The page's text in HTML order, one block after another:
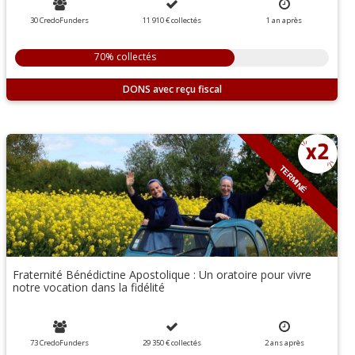
30 CredoFunders 11 910 €collectés 1 an après
70% collectés
DONS
TERMINÉ
Fraternité Bénédictine Apostolique : Un oratoire pour vivre
notre vocation dans la fidélité
73 CredoFunders 29 350 €collectés 2ansaprès